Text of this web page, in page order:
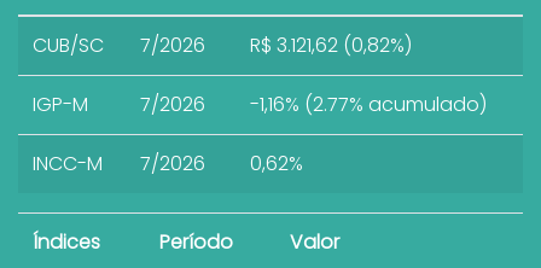
CUB/SC 7/2026 R$ 3.121,62 (0,82%)
IGP-M 7/2026 -1,16% (2.77% acumulado)
INCC-M 7/2026 0,62%
Índices Período Valor